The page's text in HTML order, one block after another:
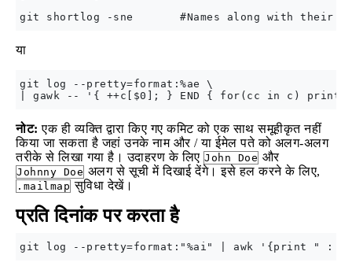
या
git log --pretty=format:%ae \
नोट: एक ही व्यक्ति द्वारा किए गए कमिट को एक साथ समूहीकृत नहीं
किया जा सकता है जहां उनके नाम और / या ईमेल पते को अलग-अलग
तरीके से लिखा गया है। उदाहरण के लिए John Doe और
Johnny Doe अलग से सूची में दिखाई देंगे। इसे हल करने के लिए,
.mailmap सुविधा देखें।
प्रति दिनांक पर करता है